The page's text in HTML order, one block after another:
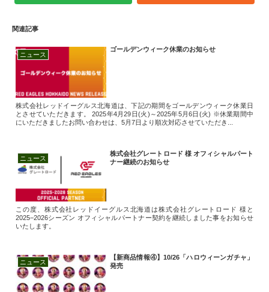
関連記事
ニュース
ゴールデンウィーク休業のお知らせ
株式会社レッドイーグルス北海道は、下記の期間をゴールデンウィーク休業日
とさせていただきます。 2025年4月29日(火)～2025年5月6日(火) ※休業期間中
にいただきましたお問い合わせは、5月7日より順次対応させていただき...
ニュース
株式会社グレートロード 様 オフィシャルパート
ナー継続のお知らせ
この度、株式会社レッドイーグルス北海道は株式会社グレートロード 様と
2025−2026シーズン オフィシャルパートナー契約を継続しました事をお知らせ
いたします。
ニュース
【新商品情報④】10/26「ハロウィーンガチャ」
発売